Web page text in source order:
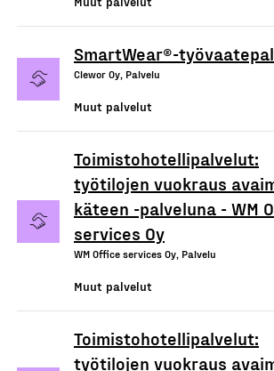
SmartWear®-
Clewor Oy, Palvelu
Muut palvelut
Toimistohotellipalvelut:
työtilojen vuokraus
käteen -palveluna - WM
services Oy
WM Office services Oy, Palvelu
Muut palvelut
Toimistohotellipalvelut:
työtilojen vuokraus